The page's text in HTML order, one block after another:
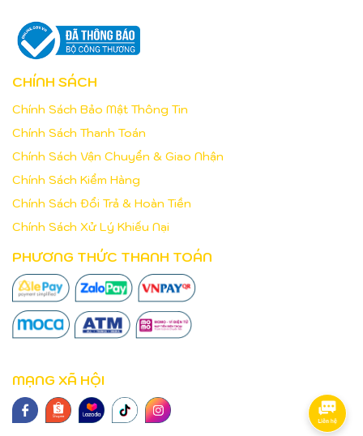
CHÍNH SÁCH
Chính Sách Bảo Mật Thông Tin
Chính Sách Thanh Toán
Chính Sách Vận Chuyển & Giao Nhận
Chính Sách Kiểm Hàng
Chính Sách Đổi Trả & Hoàn Tiền
Chính Sách Xử Lý Khiếu Nại
PHƯƠNG THỨC THANH TOÁN
MẠNG XÃ HỘI